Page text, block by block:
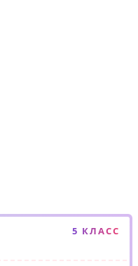
5 КЛАСС